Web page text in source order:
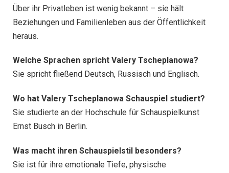
Über ihr Privatleben ist wenig bekannt – sie hält
Beziehungen und Familienleben aus der Öffentlichkeit
heraus.
Welche Sprachen spricht Valery Tscheplanowa?
Sie spricht fließend Deutsch, Russisch und Englisch.
Wo hat Valery Tscheplanowa Schauspiel studiert?
Sie studierte an der Hochschule für Schauspielkunst
Ernst Busch in Berlin.
Was macht ihren Schauspielstil besonders?
Sie ist für ihre emotionale Tiefe, physische